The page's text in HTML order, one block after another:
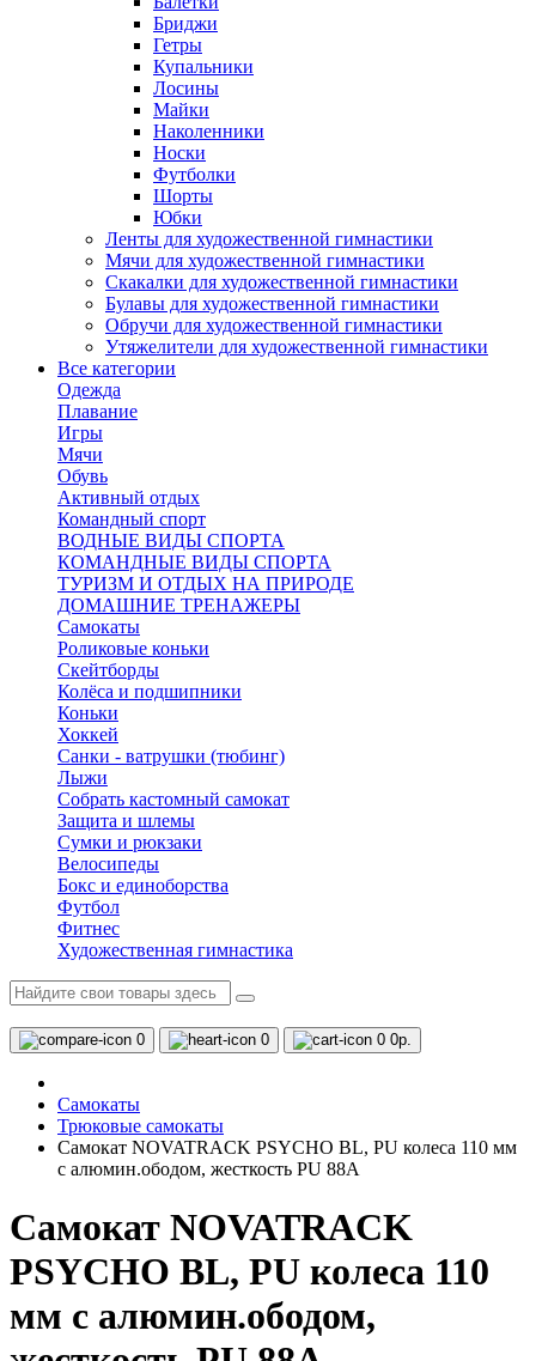
Бриджи
Гетры
Купальники
Лосины
Майки
Наколенники
Носки
Футболки
Шорты
Юбки
Ленты для художественной гимнастики
Мячи для художественной гимнастики
Скакалки для художественной гимнастики
Булавы для художественной гимнастики
Обручи для художественной гимнастики
Утяжелители для художественной гимнастики
Все категории
Одежда
Плавание
Игры
Мячи
Обувь
Активный отдых
Командный спорт
ВОДНЫЕ ВИДЫ СПОРТА
КОМАНДНЫЕ ВИДЫ СПОРТА
ТУРИЗМ И ОТДЫХ НА ПРИРОДЕ
ДОМАШНИЕ ТРЕНАЖЕРЫ
Самокаты
Роликовые коньки
Скейтборды
Колёса и подшипники
Коньки
Хоккей
Санки - ватрушки (тюбинг)
Лыжи
Собрать кастомный самокат
Защита и шлемы
Сумки и рюкзаки
Велосипеды
Бокс и единоборства
Футбол
Фитнес
Художественная гимнастика
0 0 0 0р.
Самокаты
Трюковые самокаты
Самокат NOVATRACK PSYCHO BL, PU колеса 110 мм
с алюмин.ободом, жесткость PU 88A
Самокат NOVATRACK
PSYCHO BL, PU колеса 110
мм с алюмин.ободом,